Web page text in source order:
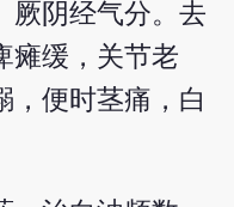
厥阴经气分。去
瘫缓，关节老
，便时茎痛，白